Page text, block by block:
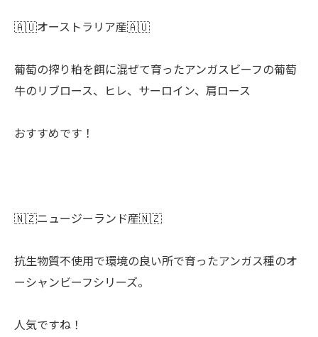
🇦🇺オーストラリア産🇦🇺
葡萄の搾り粕を餌に混ぜて育ったアンガスビーフの葡萄
牛のリブロース、ヒレ、サーロイン、肩ロース
おすすめです！
🇳🇿ニュージーランド産🇳🇿
抗生物質不使用で環境の良い所で育ったアンガス種のオ
ーシャンビーフシリーズ。
人気ですね！